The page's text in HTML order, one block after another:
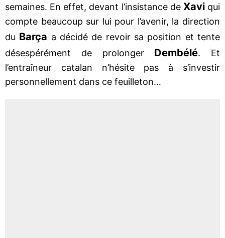
semaines. En effet, devant l’insistance de Xaviqui
compte beaucoup sur lui pour l’avenir, la direction
du Barça a décidé de revoir sa position et tente
désespérément de prolonger Dembélé. Et
l’entraîneur catalan n’hésite pas à s’investir
personnellement dans ce feuilleton…